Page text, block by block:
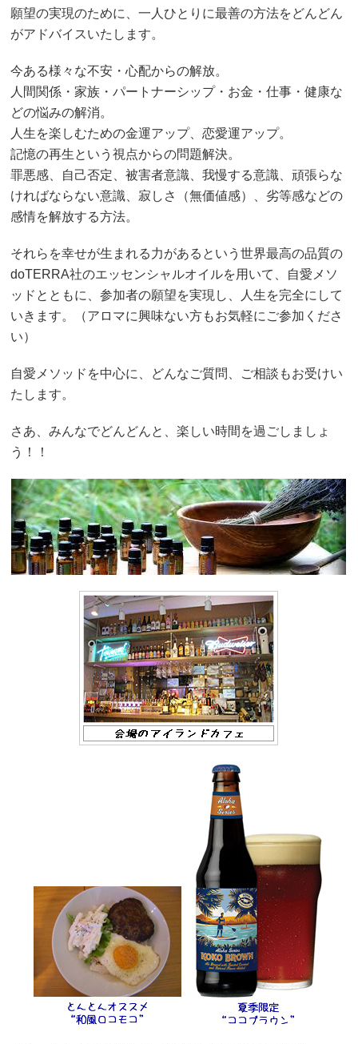
願望の実現のために、一人ひとりに最善の方法をどんどん
がアドバイスいたします。
今ある様々な不安・心配からの解放。
人間関係・家族・パートナーシップ・お金・仕事・健康な
どの悩みの解消。
人生を楽しむための金運アップ、恋愛運アップ。
記憶の再生という視点からの問題解決。
罪悪感、自己否定、被害者意識、我慢する意識、頑張らな
ければならない意識、寂しさ（無価値感）、劣等感などの
感情を解放する方法。
それらを幸せが生まれる力があるという世界最高の品質の
doTERRA社のエッセンシャルオイルを用いて、自愛メソ
ッドとともに、参加者の願望を実現し、人生を完全にして
いきます。（アロマに興味ない方もお気軽にご参加くださ
い）
自愛メソッドを中心に、どんなご質問、ご相談もお受けい
たします。
さあ、みんなでどんどんと、楽しい時間を過ごしましょ
う！！